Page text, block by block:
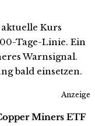
Kurs
Tage-Linie. Ein
Warnsignal.
bald einsetzen.
Anzeige
Miners ETF